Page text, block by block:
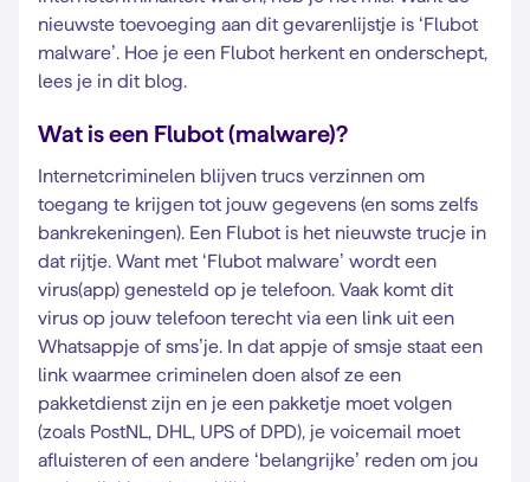
nieuwste toevoeging aan dit gevarenlijstje is ‘Flubot
malware’. Hoe je een Flubot herkent en onderschept,
lees je in dit blog.
Wat is een Flubot (malware)?
Internetcriminelen blijven trucs verzinnen om
toegang te krijgen tot jouw gegevens (en soms zelfs
bankrekeningen). Een Flubot is het nieuwste trucje in
dat rijtje. Want met ‘Flubot malware’ wordt een
virus(app) genesteld op je telefoon. Vaak komt dit
virus op jouw telefoon terecht via een link uit een
Whatsappje of sms’je. In dat appje of smsje staat een
link waarmee criminelen doen alsof ze een
pakketdienst zijn en je een pakketje moet volgen
(zoals PostNL, DHL, UPS of DPD), je voicemail moet
afluisteren of een andere ‘belangrijke’ reden om jou